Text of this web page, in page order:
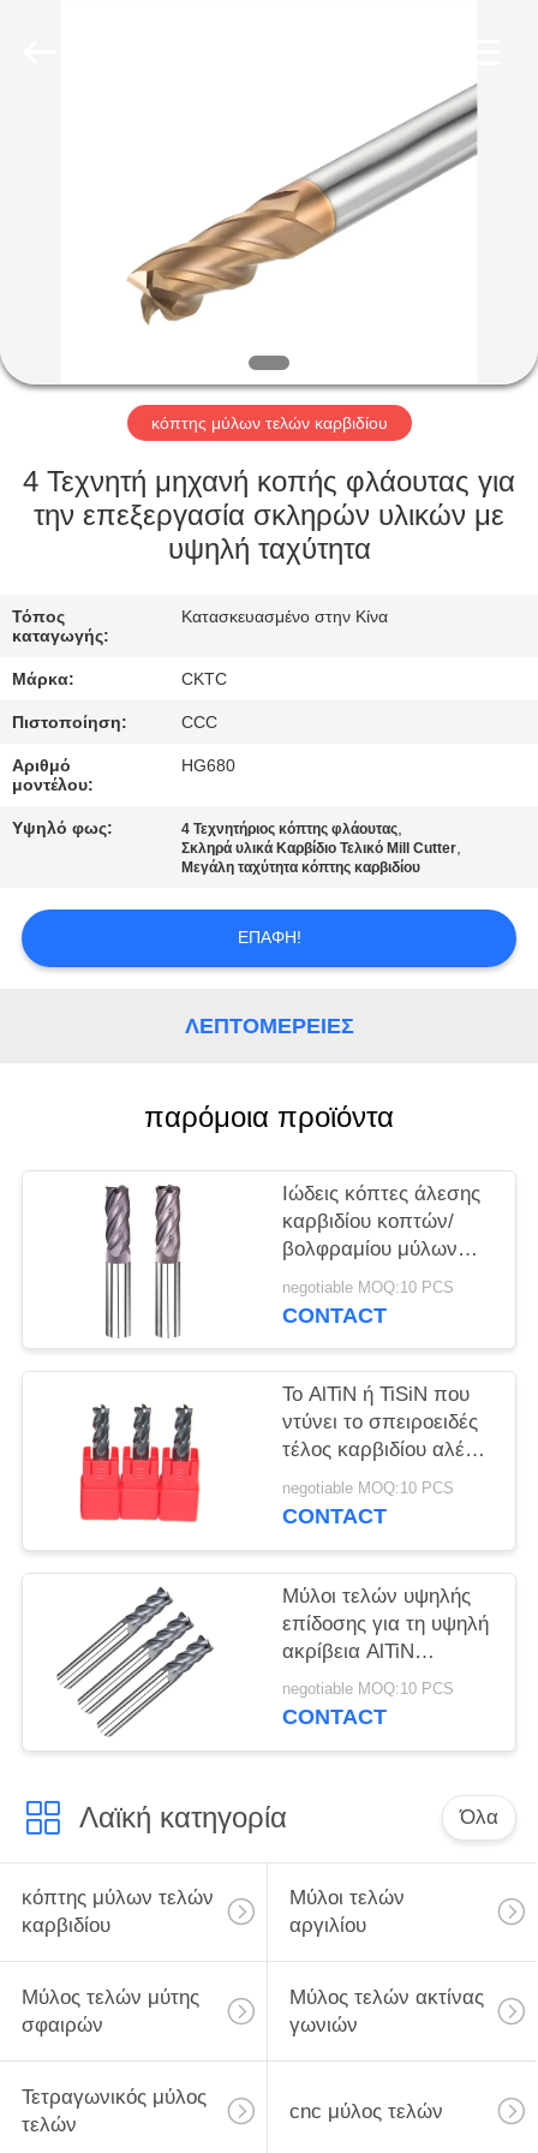
ΠΕΡΊΠΟΥ
ΓΎΡΟΣ
ΕΡΓΟΣΤΑΣΊΩΝ
ΠΟΙΟΤΙΚΌΣ
ΜΑΣ
ΕΛΆΤΕ
ΕΠΑΦΉ
ΜΕ
ΑΠΌΣΠΑΣΜΑ
κόπτης μύλων τελών καρβιδίου
4 Τεχνητή μηχανή κοπής φλάουτας για
την επεξεργασία σκληρών υλικών με
υψηλή ταχύτητα
Τόπος
καταγωγής:
Κατασκευασμένο στην Κίνα
Μάρκα: CKTC
Πιστοποίηση: CCC
Αριθμό
μοντέλου:
HG680
Υψηλό φως: 4 Τεχνητήριος κόπτης φλάουτας,
Σκληρά υλικά Καρβίδιο Τελικό Mill Cutter,
Μεγάλη ταχύτητα κόπτης καρβιδίου
ΕΠΑΦΉ!
ΛΕΠΤΟΜΈΡΕΙΕΣ
παρόμοια προϊόντα
Ιώδεις κόπτες άλεσης
καρβιδίου κοπτών/
βολφραμίου μύλων
τελών καρβιδίου
χρώματος
negotiable MOQ:10 PCS
CONTACT
Το AlTiN ή TiSiN που
ντύνει το σπειροειδές
τέλος καρβιδίου αλέθει
τον κόπτη/τους
μαύρους στερεούς
negotiable MOQ:10 PCS
CONTACT
Μύλοι τελών υψηλής
επίδοσης για τη υψηλή
ακρίβεια AlTiN
κραμάτων ή το
επίστρωμα TiSiN
negotiable MOQ:10 PCS
CONTACT
Λαϊκή κατηγορία Όλα
κόπτης μύλων τελών
καρβιδίου
Μύλοι τελών
αργιλίου
Μύλος τελών μύτης
σφαιρών
Μύλος τελών ακτίνας
γωνιών
Τετραγωνικός μύλος
τελών
cnc μύλος τελών